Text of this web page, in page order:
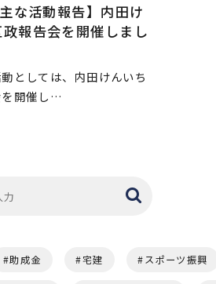
な活動報告】内田け
報告会を開催しまし
としては、内田けんいち
を開催し…
助成金 宅建 スポーツ振興